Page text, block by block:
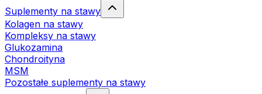
Suplementy na stawy
Kolagen na stawy
Kompleksy na stawy
Glukozamina
Chondroityna
MSM
Pozostałe suplementy na stawy